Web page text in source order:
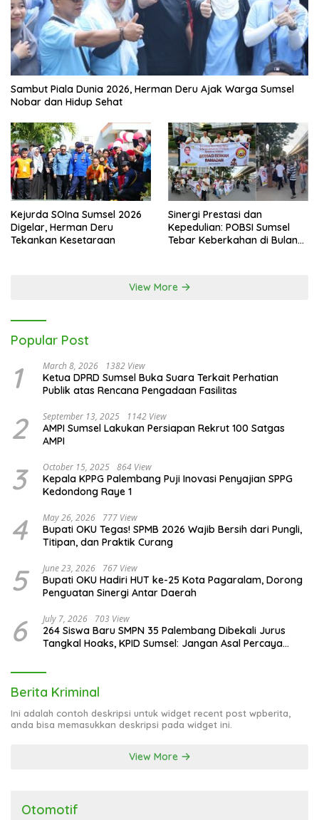
Sambut Piala Dunia 2026, Herman Deru Ajak Warga Sumsel
Nobar dan Hidup Sehat
Kejurda SOIna Sumsel 2026
Digelar, Herman Deru
Tekankan Kesetaraan
Sinergi Prestasi dan
Kepedulian: POBSI Sumsel
Tebar Keberkahan di Bulan
View More
Popular Post
1 March 8, 2026 1382 View
Ketua DPRD Sumsel Buka Suara Terkait Perhatian
Publik atas Rencana Pengadaan Fasilitas
2 September 13, 2025 1142 View
AMPI Sumsel Lakukan Persiapan Rekrut 100 Satgas
AMPI
3 October 15, 2025 864 View
Kepala KPPG Palembang Puji Inovasi Penyajian SPPG
Kedondong Raye 1
4 May 26, 2026 777 View
Bupati OKU Tegas! SPMB 2026 Wajib Bersih dari Pungli,
Titipan, dan Praktik Curang
5 June 23, 2026 767 View
Bupati OKU Hadiri HUT ke-25 Kota Pagaralam, Dorong
Penguatan Sinergi Antar Daerah
6 July 7, 2026 703 View
264 Siswa Baru SMPN 35 Palembang Dibekali Jurus
Tangkal Hoaks, KPID Sumsel: Jangan Asal Percaya
Berita Kriminal
Ini adalah contoh deskripsi untuk widget recent post wpberita,
anda bisa memasukkan deskripsi pada widget ini.
View More
Otomotif